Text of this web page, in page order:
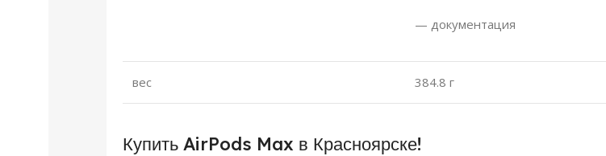
— документация
вес 384.8 г
Купить AirPods Max в Красноярске!